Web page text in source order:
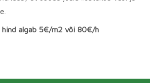
algab 5€/m2 või 80€/h